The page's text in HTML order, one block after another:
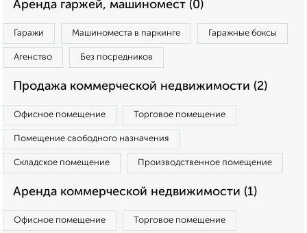
Аренда гаржей, машиномест (0)
Гаражи Машиноместа в паркинге Гаражные боксы
Агенство Без посредников
Продажа коммерческой недвижимости (2)
Офисное помещение Торговое помещение
Помещение свободного назначения
Складское помещение Производственное помещение
Аренда коммерческой недвижимости (1)
Офисное помещение Торговое помещение